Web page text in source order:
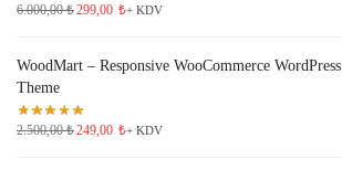
6.000,00₺299,00 ₺+ KDV
WoodMart – Responsive WooCommerce WordPress
Theme
2.500,00₺249,00 ₺+ KDV